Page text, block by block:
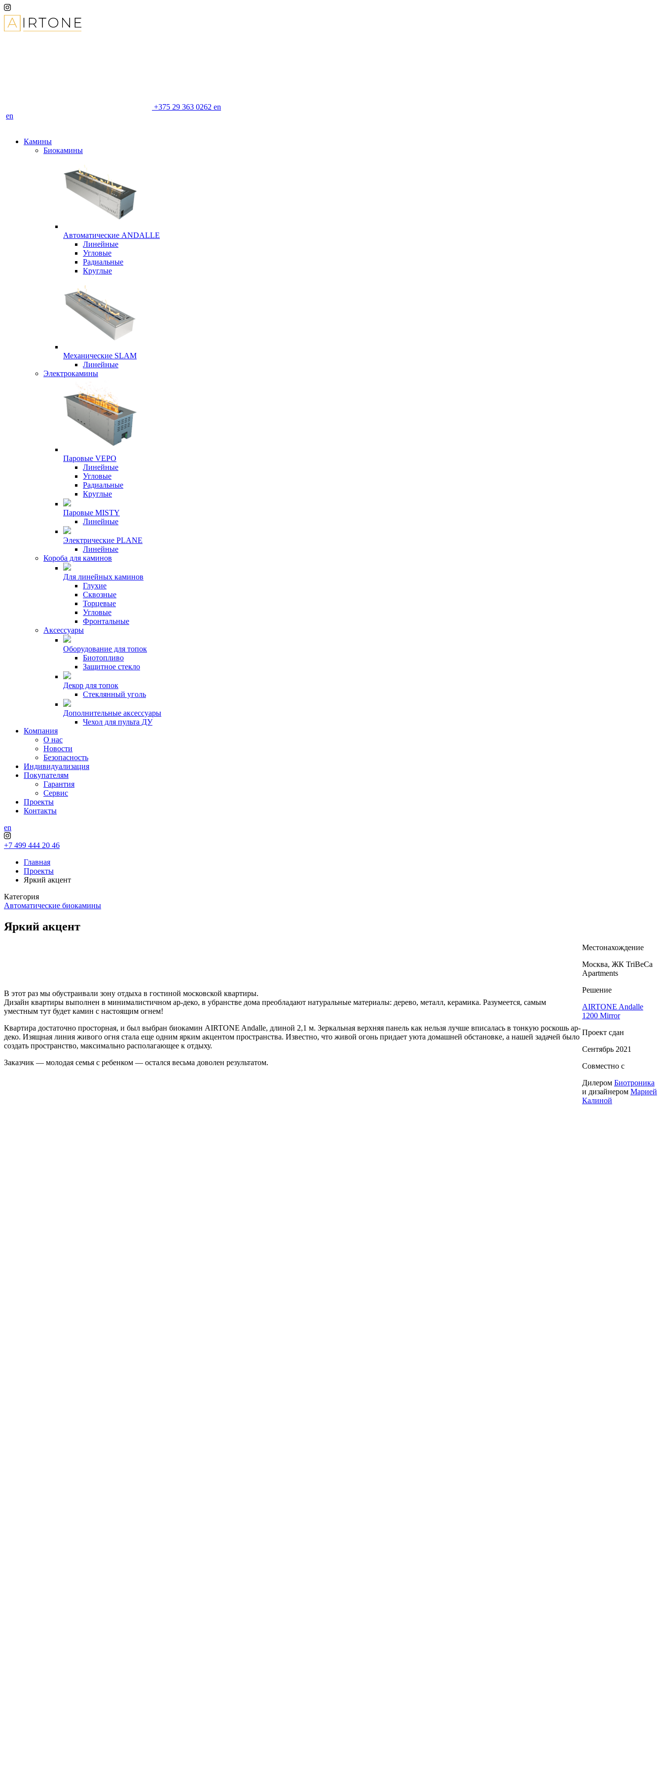
+375 29 363 0262 en
en
Камины
Биокамины
Автоматические ANDALLE
Линейные
Угловые
Радиальные
Круглые
Механические SLAM
Линейные
Электрокамины
Паровые VEPO
Линейные
Угловые
Радиальные
Круглые
Паровые MISTY
Линейные
Электрические PLANE
Линейные
Короба для каминов
Для линейных каминов
Глухие
Сквозные
Торцевые
Угловые
Фронтальные
Аксессуары
Оборудование для топок
Биотопливо
Защитное стекло
Декор для топок
Стеклянный уголь
Дополнительные аксессуары
Чехол для пульта ДУ
Компания
О нас
Новости
Безопасность
Индивидуализация
Покупателям
Гарантия
Сервис
Проекты
Контакты
en
+7 499 444 20 46
Главная
Проекты
Яркий акцент
Категория
Автоматические биокамины
Яркий акцент
В этот раз мы обустраивали зону отдыха в гостиной московской квартиры.
Дизайн квартиры выполнен в минималистичном ар-деко, в убранстве дома преобладают натуральные материалы: дерево, металл, керамика. Разумеется, самым
уместным тут будет камин с настоящим огнем!
Квартира достаточно просторная, и был выбран биокамин AIRTONE Andalle, длиной 2,1 м. Зеркальная верхняя панель как нельзя лучше вписалась в тонкую роскошь ар-
деко. Изящная линия живого огня стала еще одним ярким акцентом пространства. Известно, что живой огонь придает уюта домашней обстановке, а нашей задачей было
создать пространство, максимально располагающее к отдыху.
Заказчик — молодая семья с ребенком — остался весьма доволен результатом.
Местонахождение
Москва, ЖК TriBeCa
Apartments
Решение
AIRTONE Andalle
1200 Mirror
Проект сдан
Сентябрь 2021
Совместно с
Дилером Биотроника
и дизайнером Марией
Калиной